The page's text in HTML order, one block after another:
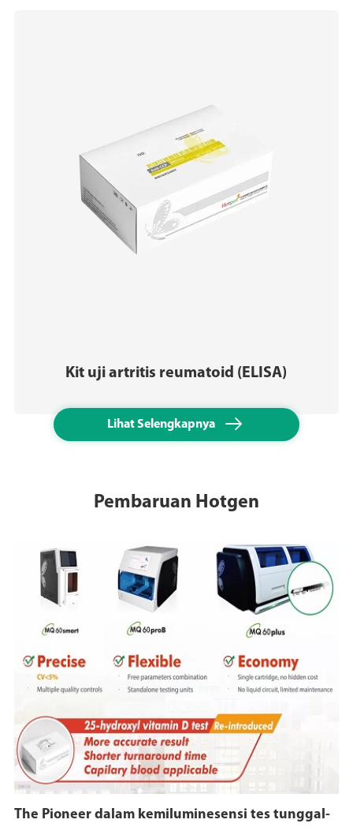
Kit uji artritis reumatoid (ELISA)
Lihat Selengkapnya 
Pembaruan Hotgen
The Pioneer dalam kemiluminesensi tes tunggal-